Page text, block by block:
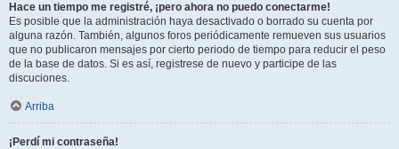
Hace un tiempo me registré, ¡pero ahora no puedo conectarme!
Es posible que la administración haya desactivado o borrado su cuenta por
alguna razón. También, algunos foros periódicamente remueven sus usuarios
que no publicaron mensajes por cierto periodo de tiempo para reducir el peso
de la base de datos. Si es así, registrese de nuevo y participe de las
discuciones.
Arriba
¡Perdí mi contraseña!